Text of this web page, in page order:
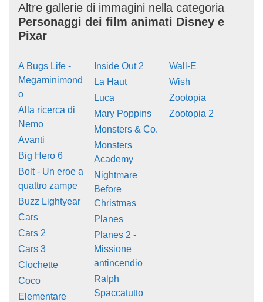
Altre gallerie di immagini nella categoria
Personaggi dei film animati Disney e
Pixar
A Bugs Life -
Megaminimond
o
Alla ricerca di
Nemo
Avanti
Big Hero 6
Bolt - Un eroe a
quattro zampe
Buzz Lightyear
Cars
Cars 2
Cars 3
Clochette
Coco
Elementare
Inside Out 2
La Haut
Luca
Mary Poppins
Monsters & Co.
Monsters
Academy
Nightmare
Before
Christmas
Planes
Planes 2 -
Missione
antincendio
Ralph
Spaccatutto
Wall-E
Wish
Zootopia
Zootopia 2